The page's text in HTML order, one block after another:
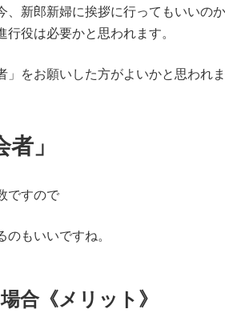
、新郎新婦に挨拶に行ってもいいの
役は必要かと思われます。
をお願いした方がよいかと思われま
」
ですので
のもいいですね。
合《メリット》